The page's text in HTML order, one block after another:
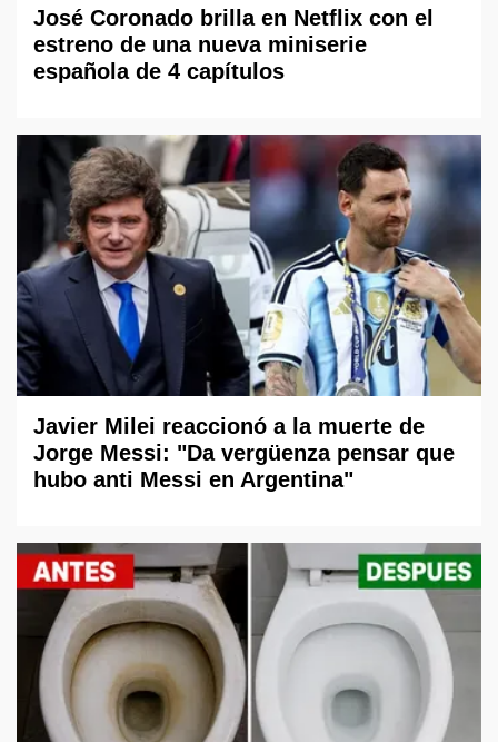
José Coronado brilla en Netflix con el
estreno de una nueva miniserie
española de 4 capítulos
Javier Milei reaccionó a la muerte de
Jorge Messi: "Da vergüenza pensar que
hubo anti Messi en Argentina"